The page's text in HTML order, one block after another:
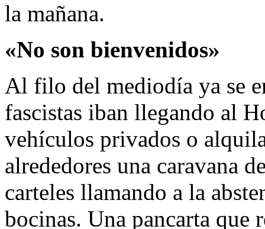
la mañana.
«No son bienvenidos»
Al filo del mediodía ya se
fascistas iban llegando al
vehículos privados o
alrededores una caravana
carteles llamando a la
bocinas. Una pancarta que